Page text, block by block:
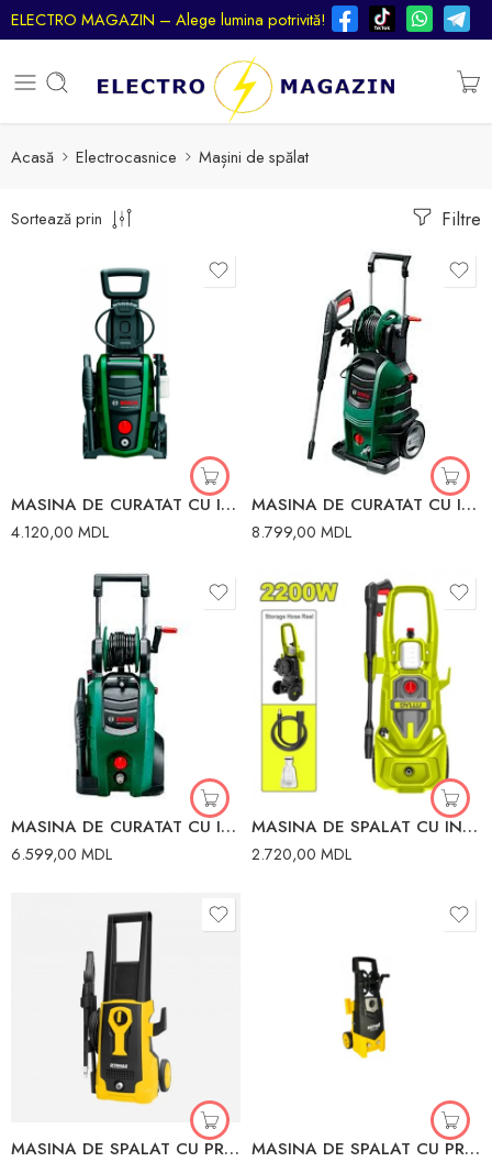
ELECTRO MAGAZIN – Alege lumina potrivită!
Acasă Electrocasnice Mașini de spălat
Filtre
Sortează prin
MASINA DE CURATAT CU INALTA PRESIUNE 1.9 kW 135bar 450 l/h BOSCH
4.120,00 MDL
MASINA DE CURATAT CU INALTA PRESIUNE 150BAR BOSCH
8.799,00 MDL
MASINA DE CURATAT CU INALTA PRESIUNE 2.1KW 140bar 450 l/h BOSCH
6.599,00 MDL
MASINA DE SPALAT CU INALTA PRES. 22001 160BAR DYLLU
2.720,00 MDL
MASINA DE SPALAT CU PRESIUNE 1600W 130BAR RTRMAX MASINA DE SPALAT CU PRESIUNE 195 BAR 2.5KW W195-PRO HUTER